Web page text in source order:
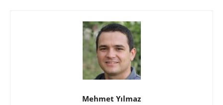
Mehmet Yılmaz